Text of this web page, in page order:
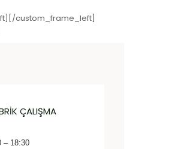
[/custom_frame_left]
ÇALIŞMA
– 18:30